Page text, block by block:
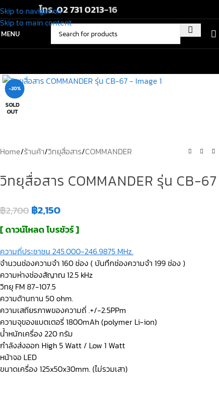
Skip to navigation
Skip to main content
โทร.02 731 0213-16
MENU
-20%
SOLD
OUT
Home/ร้านค้า/วิทยุสื่อสาร/COMMANDER
วิทยุสื่อสาร COMMANDER รุ่น CB-67
฿2,700 ฿2,150
[ ดาวน์โหลด โบรชัวร์ ]
ความถี่ประชาชน 245.000-246.9875 MHz.
จำนวนช่องความจำ 160 ช่อง ( บันทึกช่องความจำ 199 ช่อง )
ความห่างช่องสัญาณ 12.5 kHz
วิทยุ FM 87-107.5
ความด้านทาน 50 ohm.
ความเสถียรภาพของความถี่ .+/-2.5PPm
ความจุของแบตเตอรี่ 1800mAh (polymer Li-ion)
น้ำหนักเครื่อง 220 กรัม
กำลังส่งออก High 5 Watt / Low 1 Watt
หน้าจอ LED
ขนาดเครื่อง 125x50x30mm. (ไม่รวมเสา)